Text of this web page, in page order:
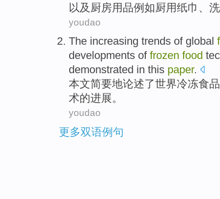
以及 厨房用品例如厨用纸巾 、
youdao
The increasing trends of global
developments of frozen food
demonstrated in this paper.
本文简要地论述了世界冷冻食品
术的进展。
youdao
更多双语例句